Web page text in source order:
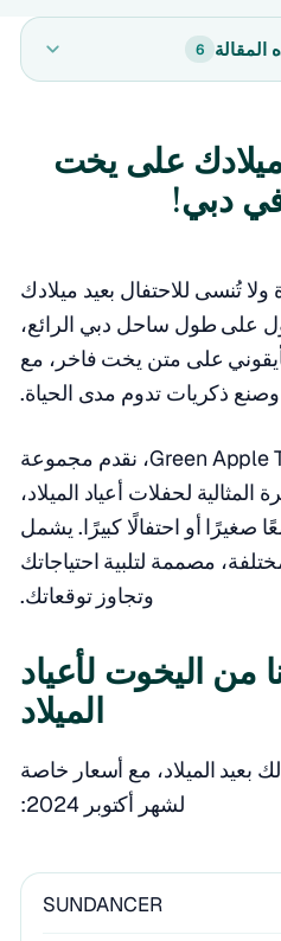
المقالة 6
على يخت
دبي!
تُنسى للاحتفال بعيد ميلادك
على طول ساحل دبي الرائع،
على متن يخت فاخر، مع
ذكريات تدوم مدى الحياة.
في Green Apple Travel & Tourism، نقدم مجموعة
لحفلات أعياد الميلاد،
أو احتفالًا كبيرًا. يشمل
مصممة لتلبية احتياجاتك
وتجاوز توقعاتك.
اليخوت لأعياد
الميلاد
بعيد الميلاد، مع أسعار خاصة
لشهر أكتوبر 2024:
SUNDANCER